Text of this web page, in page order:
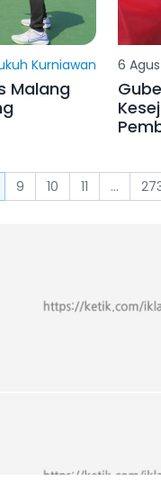
Kurniawan
Malang
6
9 10 11 ...